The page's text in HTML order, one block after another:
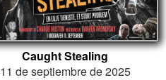
Caught Stealing
11 de septiembre de 2025